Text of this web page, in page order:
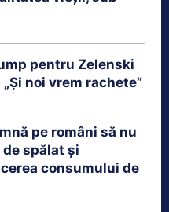
pentru Zelenski
noi vrem rachete”
pe români să nu
spălat și
consumului de